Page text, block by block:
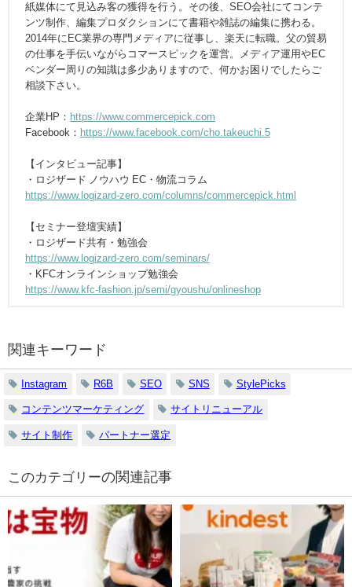
紙媒体にて見込み客の獲得を行う。その後、SEO会社にてコンテ
ンツ制作、編集プロダクションにて書籍や雑誌の編集に携わる。
2014年にEC業界の専門メディアに従事し、楽天に転職。父の貿易
の仕事を手伝いながらコマースピックを運営。メディア運用やEC
ベンダー周りの知識は多少ありますので、何かお困りでしたらご
相談下さい。
企業HP： https://www.commercepick.com
Facebook： https://www.facebook.com/cho.takeuchi.5
【インタビュー記事】
・ロジザード ノウハウ EC・物流コラム
https://www.logizard-zero.com/columns/commercepick.html
【セミナー登壇実績】
・ロジザード共有・勉強会
https://www.logizard-zero.com/seminars/
・KFCオンラインショップ勉強会
https://www.kfc-fashion.jp/semi/gyoushu/onlineshop
関連キーワード
Instagram R6B SEO SNS StylePicks
コンテンツマーケティング サイトリニューアル
サイト制作 パートナー選定
の関連記事